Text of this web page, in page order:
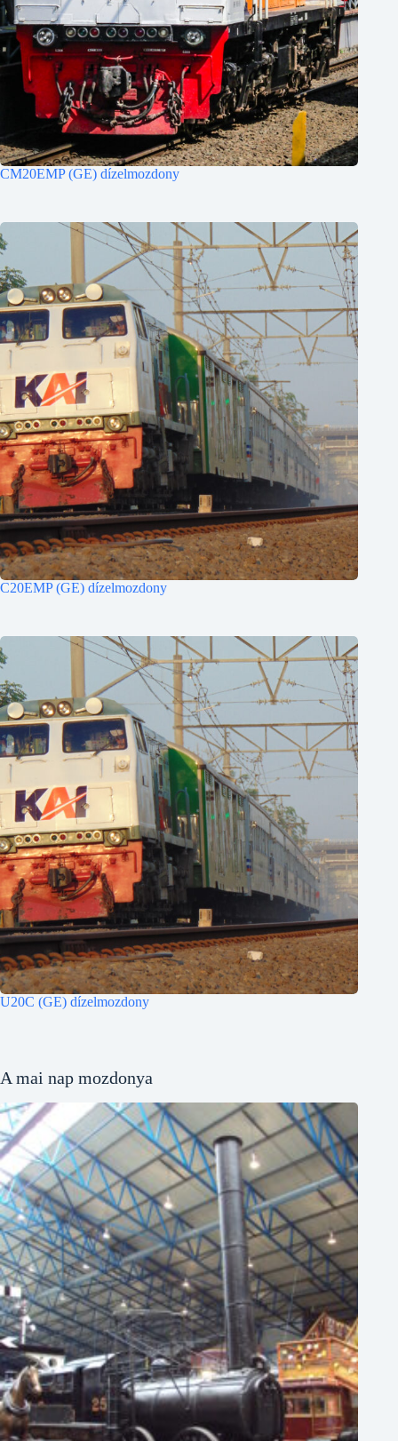
CM20EMP (GE) dízelmozdony
C20EMP (GE) dízelmozdony
U20C (GE) dízelmozdony
A mai nap mozdonya